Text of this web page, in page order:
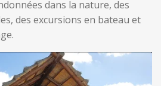
dans la nature, des
des excursions en bateau et